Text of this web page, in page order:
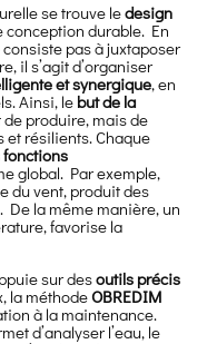
se trouve ledesign
conception durable. En
pas à juxtaposer
il s’agit d’organiser
et synergique, en
Ainsi, le but de la
de produire, mais de
et résilients. Chaque
global. Par exemple,
du vent, produit des
De la même manière, un
favorise la
sur desoutils précis
la méthodeOBREDIM
à la maintenance.
d’analyser l’eau, le